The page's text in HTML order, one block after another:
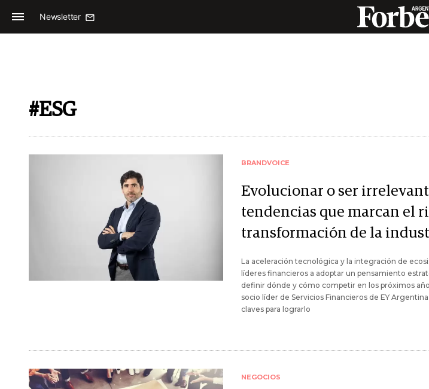
Newsletter
#ESG
BRANDVOICE
Evolucionar o ser
tendencias que marcan el
transformación de la
La aceleración tecnológica y la integración de
líderes financieros a adoptar un pensamiento
definir dónde y cómo competir en los próximos
socio líder de Servicios Financieros de EY
claves para lograrlo
NEGOCIOS